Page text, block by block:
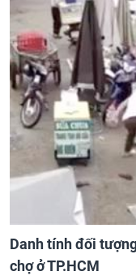
Danh tính đối
chợ ở TP.HCM